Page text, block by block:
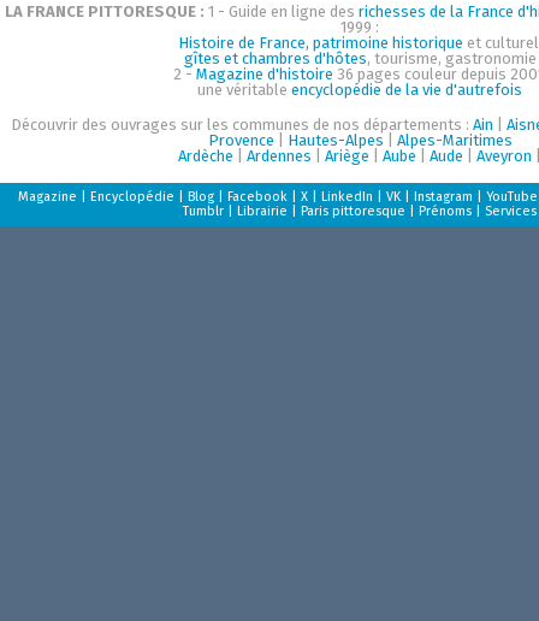
LA FRANCE PITTORESQUE : 1 - Guide en ligne des richesses de la France
1999 :
Histoire de France, patrimoine historique et
gîtes et chambres d'hôtes, tourisme, gastronomie
2 - Magazine d'histoire 36 pages couleur depuis
une véritableencyclopédie de la vie d'autrefois
Découvrir des ouvrages sur les communes de nos départements :Ain |
Provence
Hautes-Alpes
Alpes-Maritimes
Ardèche |Ardennes |Ariège |Aube |Aude |Aveyron
Magazine |Encyclopédie |Blog |Facebook |X |LinkedIn |VK |Instagram |YouTube
Tumblr |Librairie |Paris pittoresque |Prénoms Services